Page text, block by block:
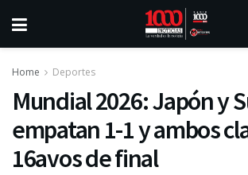
Home Deportes
Mundial 2026: Japón y
empatan 1-1 y ambos
16avos de final